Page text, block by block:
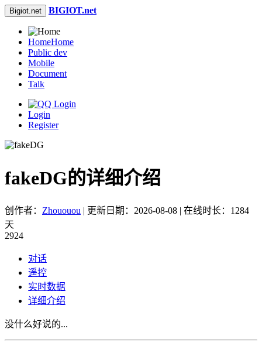
Bigiot.net BIGIOT.net
HomeHome
Public dev
Mobile
Document
Talk
Login
Register
fakeDG的详细介绍
创作者： Zhououou | 更新日期：2026-08-08 | 在线时长：1284
天
2924
对话
遥控
实时数据
详细介绍
没什么好说的...